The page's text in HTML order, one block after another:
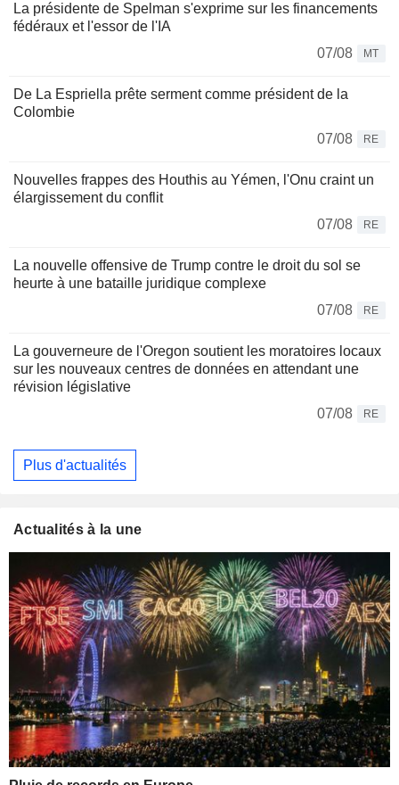
La présidente de Spelman s'exprime sur les financements
fédéraux et l'essor de l'IA
07/08
MT
De La Espriella prête serment comme président de la
Colombie
07/08
RE
Nouvelles frappes des Houthis au Yémen, l'Onu craint un
élargissement du conflit
07/08
RE
La nouvelle offensive de Trump contre le droit du sol se
heurte à une bataille juridique complexe
07/08
RE
La gouverneure de l'Oregon soutient les moratoires locaux
sur les nouveaux centres de données en attendant une
révision législative
07/08
RE
Plus d'actualités
Actualités à la une